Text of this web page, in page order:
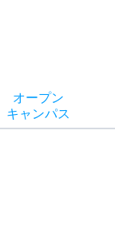
オープン
キャンパス